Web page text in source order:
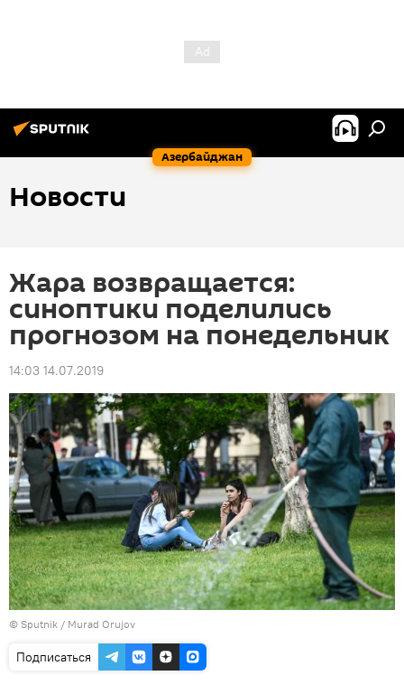
Азербайджан
Новости
Жара возвращается:
синоптики поделились
прогнозом на понедельник
14:03 14.07.2019
© Sputnik / Murad Orujov
Подписаться